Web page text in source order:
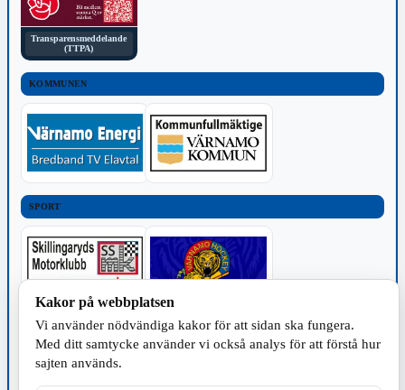
Transparensmeddelande
(TTPA)
KOMMUNEN
SPORT
TILLVERKNING
Kakor på webbplatsen
Vi använder nödvändiga kakor för att sidan ska fungera.
Med ditt samtycke använder vi också analys för att förstå hur
sajten används.